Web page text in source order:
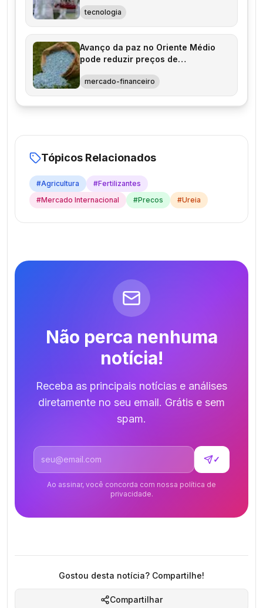
tecnologia
Avanço da paz no Oriente Médio
pode reduzir preços de
mercado-financeiro
Tópicos Relacionados
#Agricultura #Fertilizantes
#Mercado Internacional #Precos #Ureia
Não perca nenhuma
notícia!
Receba as principais notícias e análises
diretamente no seu email. Grátis e sem
spam.
Endereço de email
✓
Ao assinar, você concorda com nossa política de
privacidade.
Gostou desta notícia? Compartilhe!
Compartilhar